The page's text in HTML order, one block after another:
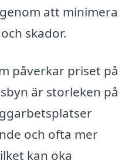
att minimera
skador.
påverkar priset på
är storleken på
och ofta mer
kan öka